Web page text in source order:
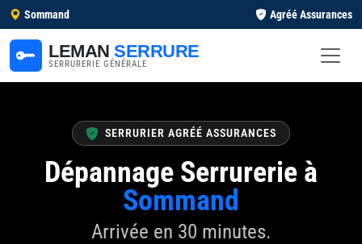
Sommand Agréé Assurances
LEMAN SERRURE
SERRURERIE GÉNÉRALE
SERRURIER AGRÉÉ ASSURANCES
Dépannage Serrurerie à
Sommand
Arrivée en 30 minutes.